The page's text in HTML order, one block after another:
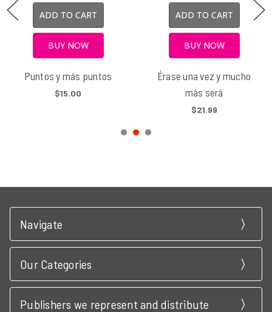
ADD TO CART
BUY NOW
Puntos y más puntos
$15.00
ADD TO CART
BUY NOW
Érase una vez y mucho
más será
$21.99
Navigate
Our Categories
Publishers we represent and distribute